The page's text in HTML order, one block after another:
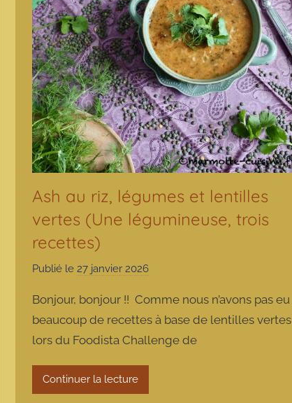
Ash au riz, légumes et lentilles
vertes (Une légumineuse, trois
recettes)
Publié le27 janvier 2026
r
m
a
Bonjour, bonjour !! Comme nous n’avons pas eu
beaucoup de recettes à base de lentilles vertes
lors du Foodista Challenge de
Continuer la lecture